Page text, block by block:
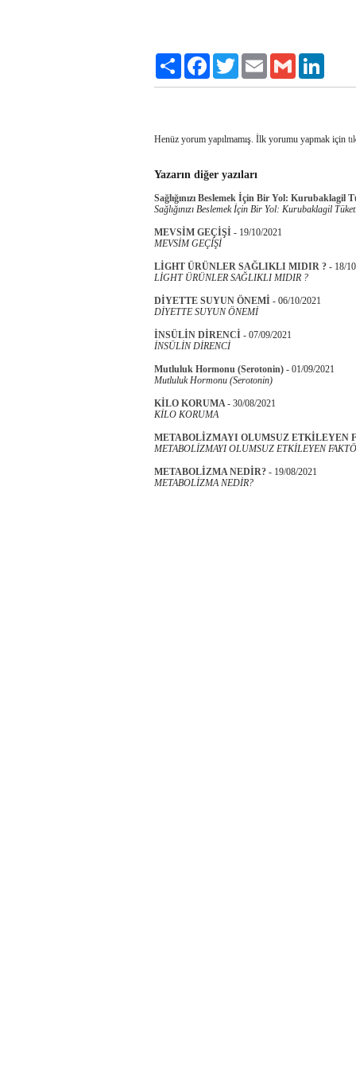
Paylaş FacebookTwitter Email Gmail
Henüz yorum yapılmamış. İlk yorumu yapmak için
Yazarın diğer yazıları
Sağlığınızı Beslemek İçin Bir Yol: Kurubaklagil
Sağlığınızı Beslemek İçin Bir Yol: Kurubaklagil
MEVSİM GEÇİŞİ - 19/10/2021
MEVSİM GEÇİŞİ
LİGHT ÜRÜNLER SAĞLIKLI MIDIR ? - 18/
LİGHT ÜRÜNLER SAĞLIKLI MIDIR ?
DİYETTE SUYUN ÖNEMİ - 06/10/2021
DİYETTE SUYUN ÖNEMİ
İNSÜLİN DİRENCİ - 07/09/2021
İNSÜLİN DİRENCİ
Mutluluk Hormonu (Serotonin) - 01/09/2021
Mutluluk Hormonu (Serotonin)
KİLO KORUMA- 30/08/2021
KİLO KORUMA
METABOLİZMAYI OLUMSUZ ETKİLEYEN
METABOLİZMAYI OLUMSUZ ETKİLEYEN
METABOLİZMA NEDİR? - 19/08/2021
METABOLİZMA NEDİR?